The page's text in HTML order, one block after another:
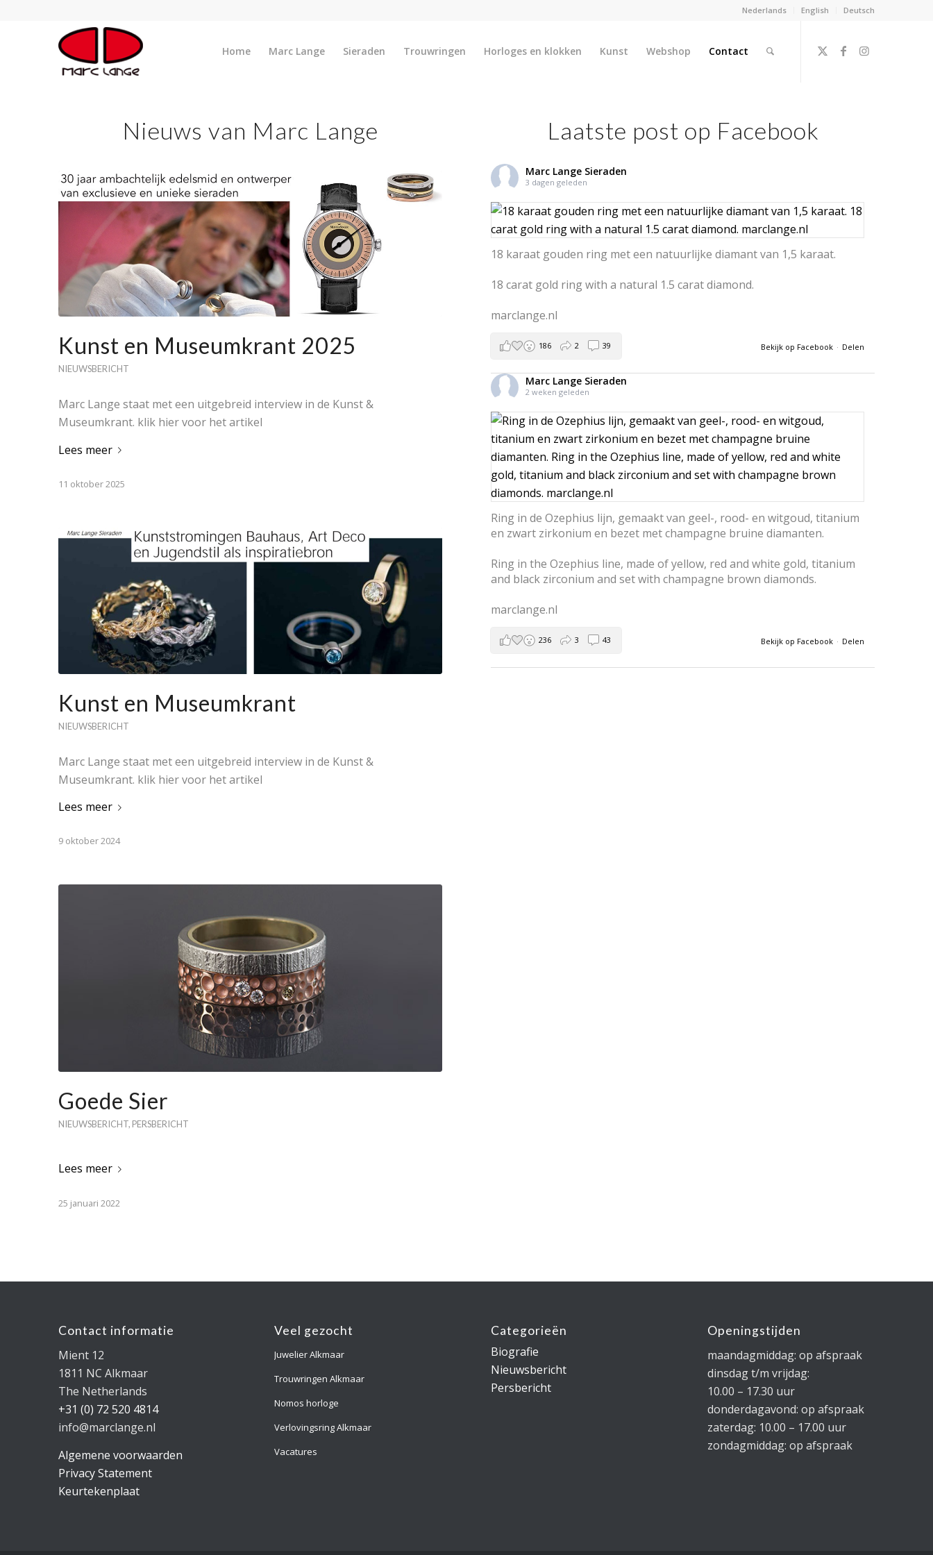
Nederlands English Deutsch
Home Marc Lange Sieraden Trouwringen Horloges en klokken Kunst Webshop Contact
Nieuws van Marc Lange
Kunst en Museumkrant 2025
NIEUWSBERICHT
Marc Lange staat met een uitgebreid interview in de Kunst &
Museumkrant. klik hier voor het artikel
Lees meer
11 oktober 2025
Kunst en Museumkrant
NIEUWSBERICHT
Marc Lange staat met een uitgebreid interview in de Kunst &
Museumkrant. klik hier voor het artikel
Lees meer
9 oktober 2024
Goede Sier
NIEUWSBERICHT, PERSBERICHT
Lees meer
25 januari 2022
Laatste post op Facebook
Marc Lange Sieraden
3 dagen geleden
18 karaat gouden ring met een natuurlijke diamant van 1,5 karaat.
18 carat gold ring with a natural 1.5 carat diamond.
marclange.nl
Bekijk op Facebook · Delen
186 2 39
Marc Lange Sieraden
2 weken geleden
Ring in de Ozephius lijn, gemaakt van geel-, rood- en witgoud, titanium
en zwart zirkonium en bezet met champagne bruine diamanten.
Ring in the Ozephius line, made of yellow, red and white gold, titanium
and black zirconium and set with champagne brown diamonds.
marclange.nl
Bekijk op Facebook · Delen
236 3 43
Contact informatie
Mient 12
1811 NC Alkmaar
The Netherlands
+31 (0) 72 520 4814
info@marclange.nl
Algemene voorwaarden
Privacy Statement
Keurtekenplaat
Veel gezocht
Juwelier Alkmaar
Trouwringen Alkmaar
Nomos horloge
Verlovingsring Alkmaar
Vacatures
Categorieën
Biografie
Nieuwsbericht
Persbericht
Openingstijden
maandagmiddag: op afspraak
dinsdag t/m vrijdag:
10.00 – 17.30 uur
donderdagavond: op afspraak
zaterdag: 10.00 – 17.00 uur
zondagmiddag: op afspraak